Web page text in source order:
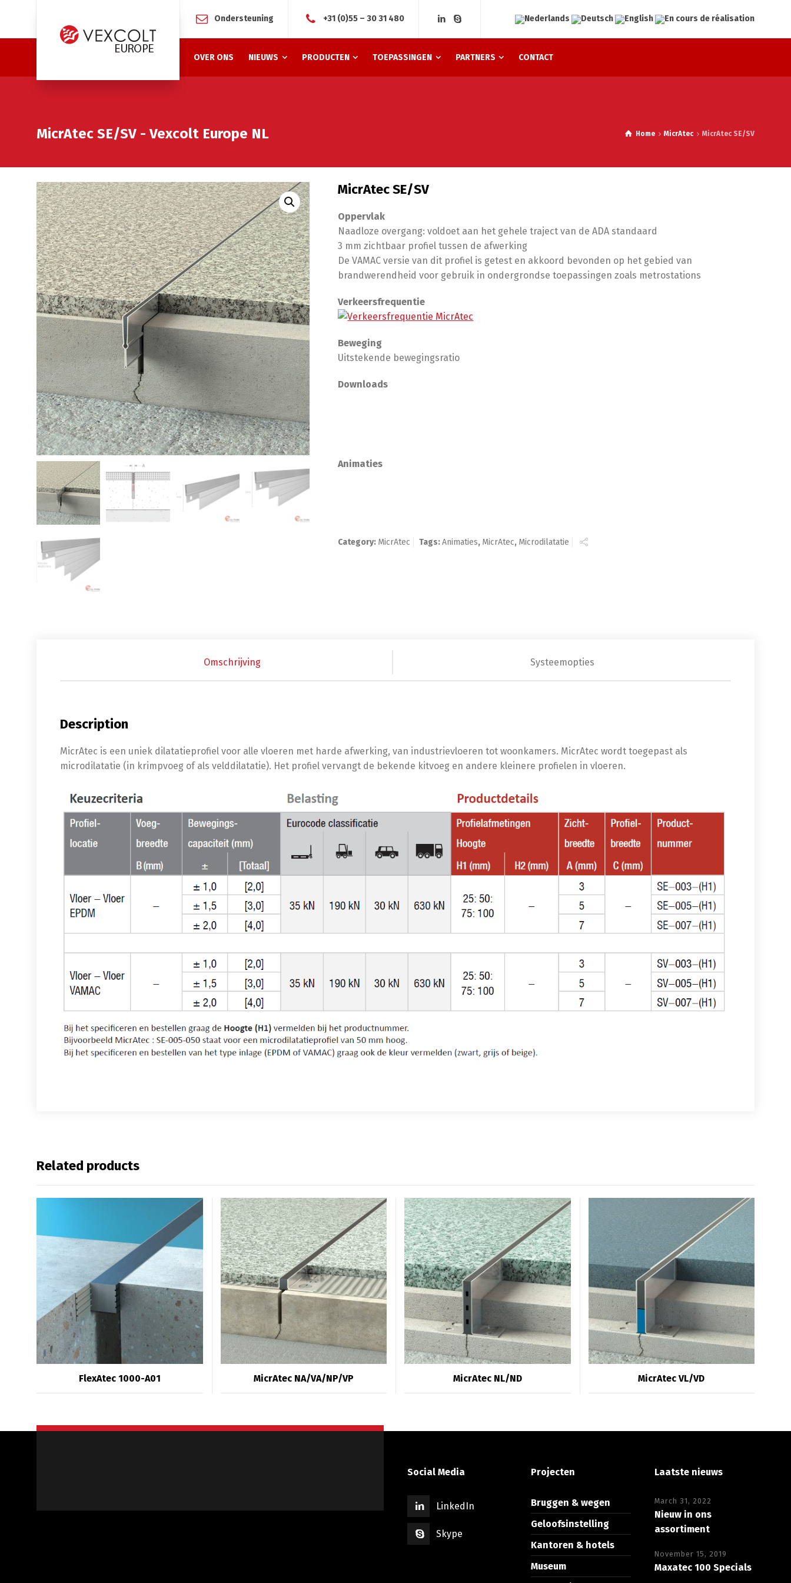
Ondersteuning +31 (0)55 – 30 31 480
OVER ONS NIEUWS PRODUCTEN TOEPASSINGEN PARTNERS CONTACT
MicrAtec SE/SV - Vexcolt Europe NL Home MicrAtec MicrAtec SE/SV
MicrAtec SE/SV
Oppervlak
Naadloze overgang: voldoet aan het gehele traject van de ADA standaard
3 mm zichtbaar profiel tussen de afwerking
De VAMAC versie van dit profiel is getest en akkoord bevonden op het gebied van
brandwerendheid voor gebruik in ondergrondse toepassingen zoals metrostations
Verkeersfrequentie
Beweging
Uitstekende bewegingsratio
Downloads
Animaties
Category: MicrAtec Tags:Animaties, MicrAtec, Microdilatatie
Omschrijving Systeemopties
Description
MicrAtec is een uniek dilatatieprofiel voor alle vloeren met harde afwerking, van industrievloeren tot woonkamers. MicrAtec wordt toegepast als
microdilatatie (in krimpvoeg of als velddilatatie). Het profiel vervangt de bekende kitvoeg en andere kleinere profielen in vloeren.
Related products
FlexAtec 1000-A01 MicrAtec NA/VA/NP/VP MicrAtec NL/ND MicrAtec VL/VD
Social Media
LinkedIn
Skype
Projecten
Bruggen & wegen
Geloofsinstelling
Kantoren & hotels
Museum
Laatste nieuws
March 31, 2022
Nieuw in ons
assortiment
November 15, 2019
Maxatec 100 Specials